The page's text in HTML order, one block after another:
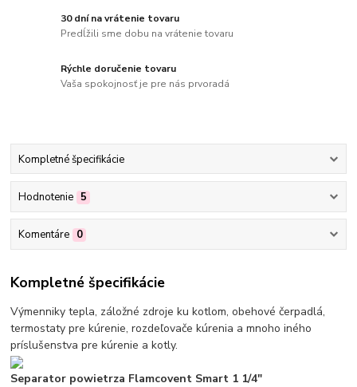
30 dní na vrátenie tovaru
Predĺžili sme dobu na vrátenie tovaru
Rýchle doručenie tovaru
Vaša spokojnosť je pre nás prvoradá
Kompletné špecifikácie
Hodnotenie 5
Komentáre 0
Kompletné špecifikácie
Výmenniky tepla, záložné zdroje ku kotlom, obehové čerpadlá,
termostaty pre kúrenie, rozdeľovače kúrenia a mnoho iného
príslušenstva pre kúrenie a kotly.
Separator powietrza Flamcovent Smart 1 1/4"